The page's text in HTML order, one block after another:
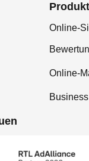
Online-
Online-